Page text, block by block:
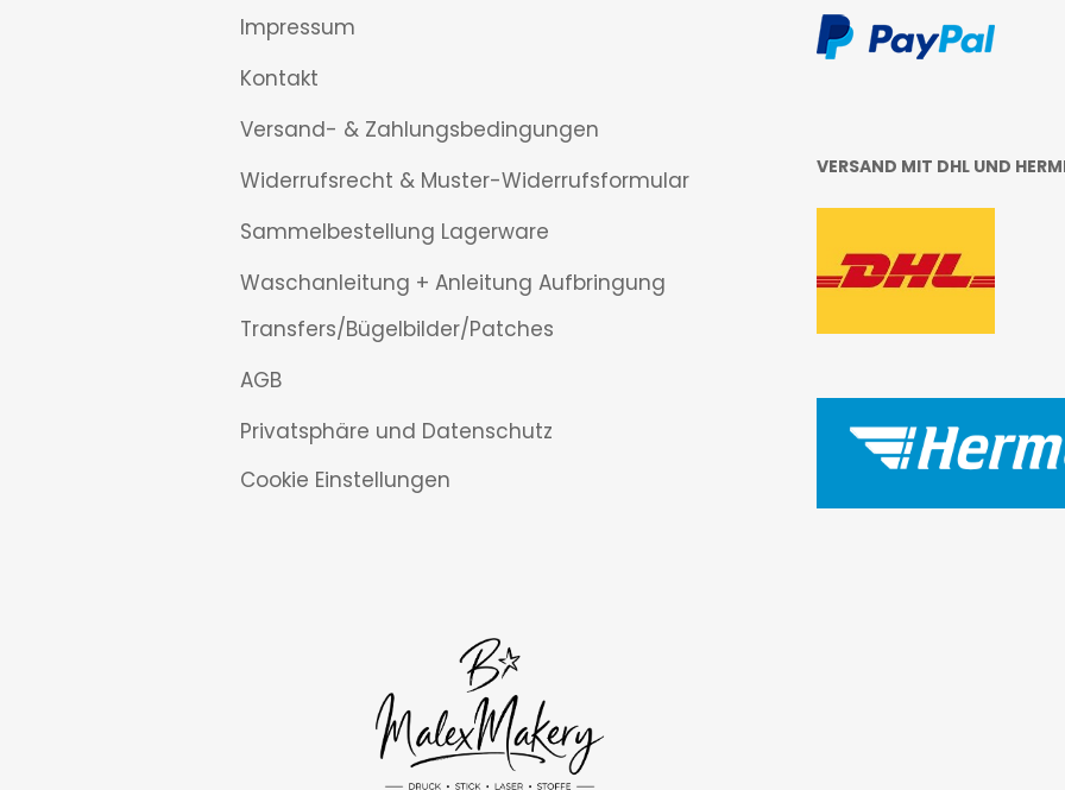
Impressum
Kontakt
Versand- & Zahlungsbedingungen
Widerrufsrecht & Muster-Widerrufsformular
Sammelbestellung Lagerware
Waschanleitung + Anleitung Aufbringung
Transfers/Bügelbilder/Patches
AGB
Privatsphäre und Datenschutz
Cookie Einstellungen
VERSAND MIT DHL UND